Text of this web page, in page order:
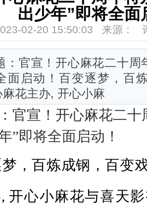
出少年”即将全面
02-20 15:50:03 来源：
：官宣！开心麻花二十周
面启动！百变逐梦，百
花主办, 开心小麻
官宣！开心麻花二十
”即将全面启动！
，百炼成钢，百变
开心小麻花与喜天